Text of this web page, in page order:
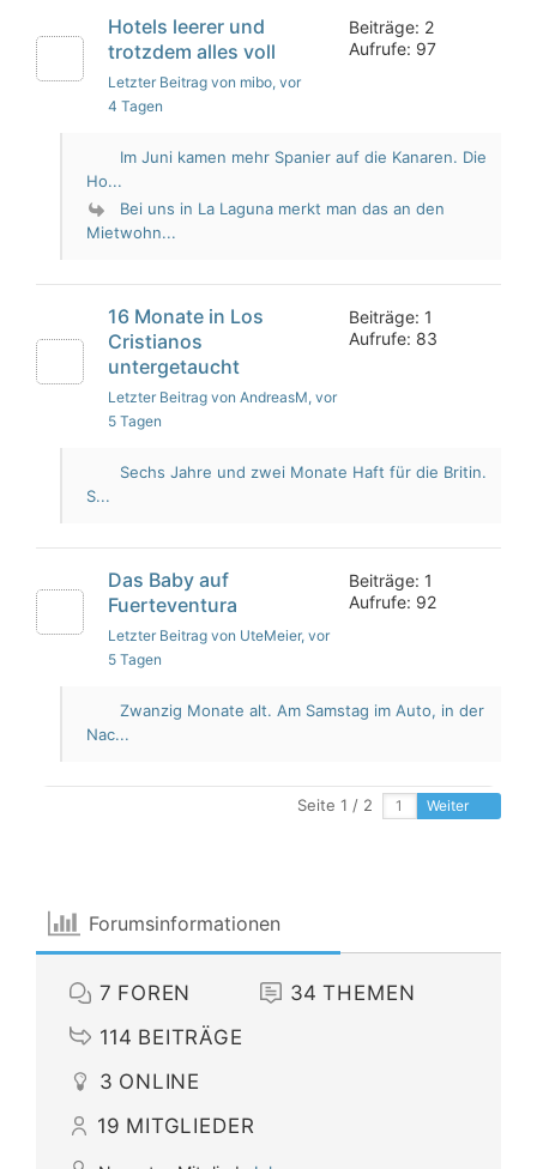
Hotels leerer und
trotzdem alles voll
Letzter Beitrag von mibo, vor
4 Tagen
Beiträge: 2
Aufrufe: 97
Im Juni kamen mehr Spanier auf die Kanaren. Die
Ho...
Bei uns in La Laguna merkt man das an den
Mietwohn...
16 Monate in Los
Cristianos
untergetaucht
Letzter Beitrag von AndreasM, vor
5 Tagen
Beiträge: 1
Aufrufe: 83
Sechs Jahre und zwei Monate Haft für die Britin.
S...
Das Baby auf
Fuerteventura
Letzter Beitrag von UteMeier, vor
5 Tagen
Beiträge: 1
Aufrufe: 92
Zwanzig Monate alt. Am Samstag im Auto, in der
Nac...
Seite 1 / 2 Weiter
Forumsinformationen
7 FOREN 34 THEMEN
114 BEITRÄGE
3 ONLINE
19 MITGLIEDER